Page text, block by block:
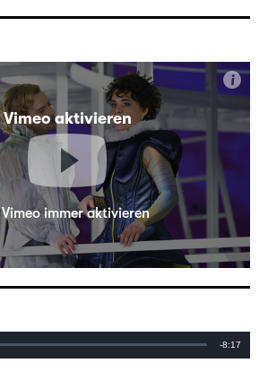
Vimeo aktivieren
i
Vimeo immer aktivieren
Remaining
-8:17